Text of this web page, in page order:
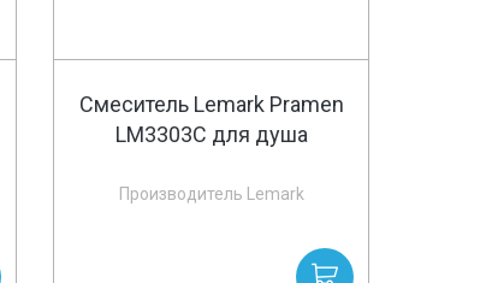
Смеситель Lemark Pramen
LM3303C для душа
Производитель Lemark